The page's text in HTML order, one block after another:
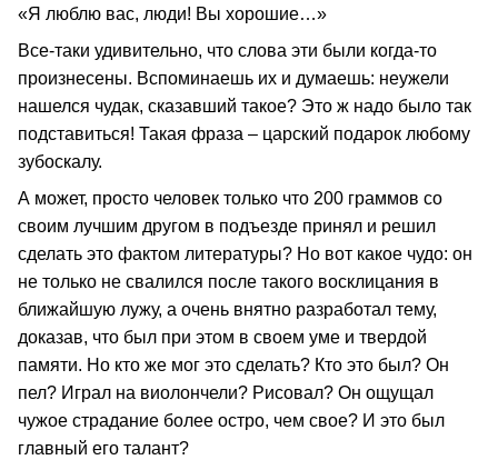
«Я люблю вас, люди! Вы хорошие…»
Все-таки удивительно, что слова эти были когда-то
произнесены. Вспоминаешь их и думаешь: неужели
нашелся чудак, сказавший такое? Это ж надо было так
подставиться! Такая фраза – царский подарок любому
зубоскалу.
А может, просто человек только что 200 граммов со
своим лучшим другом в подъезде принял и решил
сделать это фактом литературы? Но вот какое чудо: он
не только не свалился после такого восклицания в
ближайшую лужу, а очень внятно разработал тему,
доказав, что был при этом в своем уме и твердой
памяти. Но кто же мог это сделать? Кто это был? Он
пел? Играл на виолончели? Рисовал? Он ощущал
чужое страдание более остро, чем свое? И это был
главный его талант?